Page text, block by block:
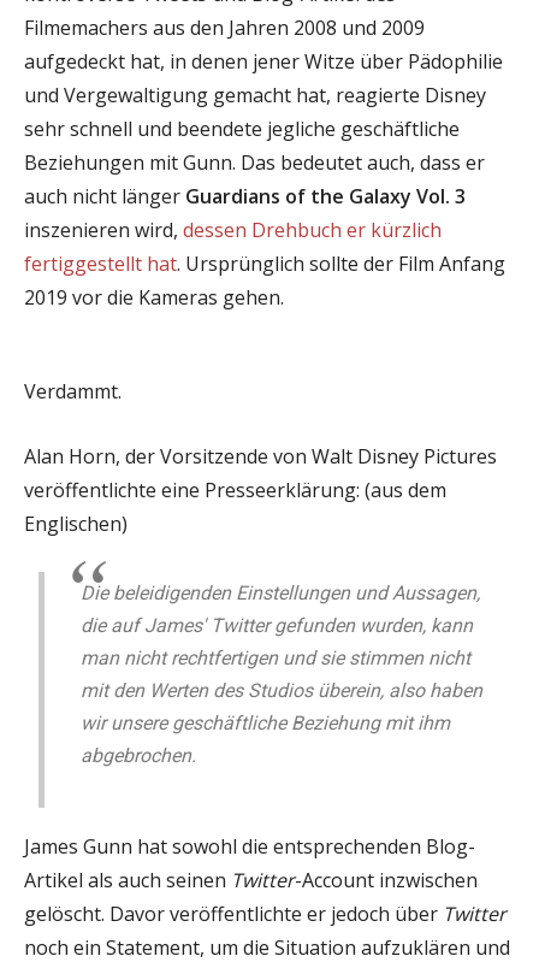
Filmemachers aus den Jahren 2008 und 2009
aufgedeckt hat, in denen jener Witze über Pädophilie
und Vergewaltigung gemacht hat, reagierte Disney
sehr schnell und beendete jegliche geschäftliche
Beziehungen mit Gunn. Das bedeutet auch, dass er
auch nicht länger Guardians of the Galaxy Vol. 3
inszenieren wird, dessen Drehbuch er kürzlich
fertiggestellt hat. Ursprünglich sollte der Film Anfang
2019 vor die Kameras gehen.
Verdammt.
Alan Horn, der Vorsitzende von Walt Disney Pictures
veröffentlichte eine Presseerklärung: (aus dem
Englischen)
Die beleidigenden Einstellungen und Aussagen,
die auf James' Twitter gefunden wurden, kann
man nicht rechtfertigen und sie stimmen nicht
mit den Werten des Studios überein, also haben
wir unsere geschäftliche Beziehung mit ihm
abgebrochen.
James Gunn hat sowohl die entsprechenden Blog-
Artikel als auch seinen Twitter-Account inzwischen
gelöscht. Davor veröffentlichte er jedoch über Twitter
noch ein Statement, um die Situation aufzuklären und